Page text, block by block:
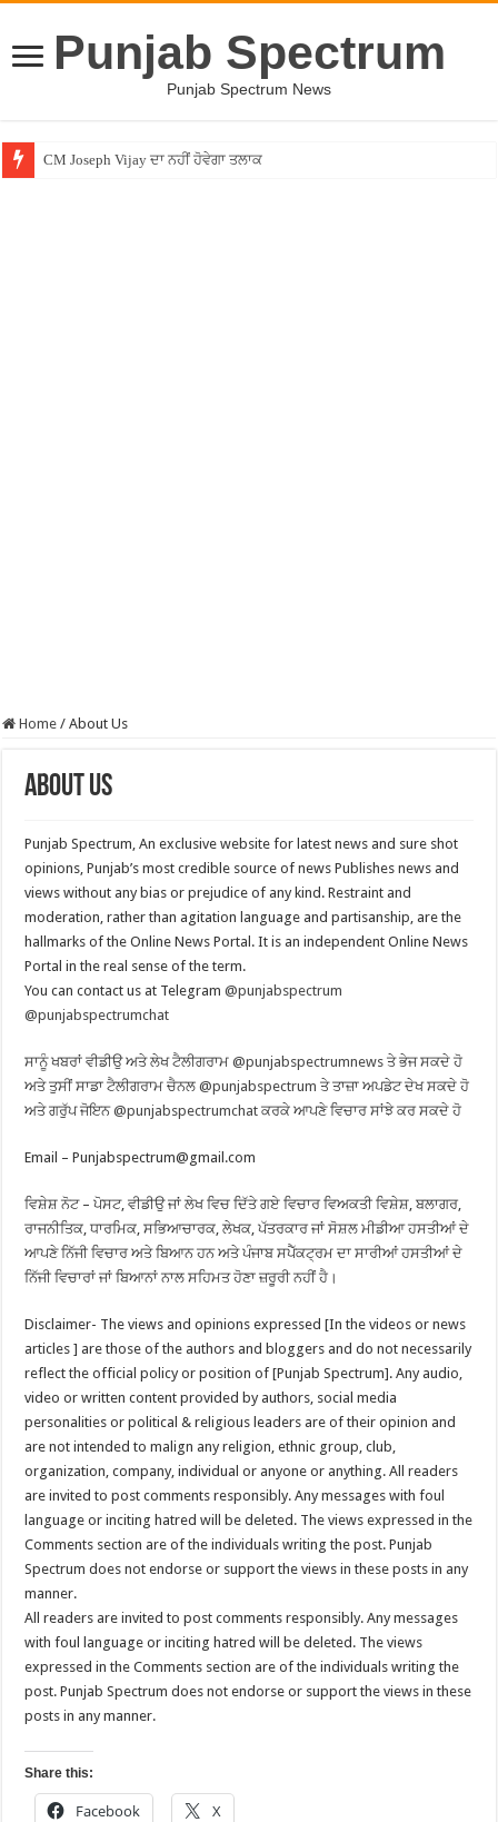
Punjab Spectrum
Punjab Spectrum News
CM Joseph Vijay ਦਾ ਨਹੀਂ ਹੋਵੇਗਾ ਤਲਾਕ
Home / About Us
About Us
Punjab Spectrum, An exclusive website for latest news and sure shot
opinions, Punjab’s most credible source of news Publishes news and
views without any bias or prejudice of any kind. Restraint and
moderation, rather than agitation language and partisanship, are the
hallmarks of the Online News Portal. It is an independent Online News
Portal in the real sense of the term.
You can contact us at Telegram@punjabspectrum
@punjabspectrumchat
ਸਾਨੂੰ ਖਬਰਾਂ ਵੀਡੀਉ ਅਤੇ ਲੇਖ ਟੈਲੀਗਰਾਮ@punjabspectrumnews ਤੇ ਭੇਜ ਸਕਦੇ ਹੋ
ਅਤੇ ਤੁਸੀਂ ਸਾਡਾ ਟੈਲੀਗਰਾਮ ਚੈਨਲ@punjabspectrum ਤੇ ਤਾਜ਼ਾ ਅਪਡੇਟ ਦੇਖ ਸਕਦੇ ਹੋ
ਅਤੇ ਗਰੁੱਪ ਜੋਇਨ@punjabspectrumchat ਕਰਕੇ ਆਪਣੇ ਵਿਚਾਰ ਸਾਂਝੇ ਕਰ ਸਕਦੇ ਹੋ
Email –Punjabspectrum@gmail.com
ਵਿਸ਼ੇਸ਼ ਨੋਟ – ਪੋਸਟ, ਵੀਡੀਉ ਜਾਂ ਲੇਖ ਵਿਚ ਦਿੱਤੇ ਗਏ ਵਿਚਾਰ ਵਿਅਕਤੀ ਵਿਸ਼ੇਸ਼, ਬਲਾਗਰ,
ਰਾਜਨੀਤਿਕ, ਧਾਰਮਿਕ, ਸਭਿਆਚਾਰਕ, ਲੇਖਕ, ਪੱਤਰਕਾਰ ਜਾਂ ਸੋਸ਼ਲ ਮੀਡੀਆ ਹਸਤੀਆਂ ਦੇ
ਆਪਣੇ ਨਿੱਜੀ ਵਿਚਾਰ ਅਤੇ ਬਿਆਨ ਹਨ ਅਤੇ ਪੰਜਾਬ ਸਪੈੱਕਟ੍ਰਮ ਦਾ ਸਾਰੀਆਂ ਹਸਤੀਆਂ ਦੇ
ਨਿੱਜੀ ਵਿਚਾਰਾਂ ਜਾਂ ਬਿਆਨਾਂ ਨਾਲ ਸਹਿਮਤ ਹੋਣਾ ਜ਼ਰੂਰੀ ਨਹੀਂ ਹੈ।
Disclaimer- The views and opinions expressed [In the videos or news
articles ] are those of the authors and bloggers and do not necessarily
reflect the official policy or position of [Punjab Spectrum]. Any audio,
video or written content provided by authors, social media
personalities or political & religious leaders are of their opinion and
are not intended to malign any religion, ethnic group, club,
organization, company, individual or anyone or anything. All readers
are invited to post comments responsibly. Any messages with foul
language or inciting hatred will be deleted. The views expressed in the
Comments section are of the individuals writing the post. Punjab
Spectrum does not endorse or support the views in these posts in any
manner.
All readers are invited to post comments responsibly. Any messages
with foul language or inciting hatred will be deleted. The views
expressed in the Comments section are of the individuals writing the
post. Punjab Spectrum does not endorse or support the views in these
posts in any manner.
Share this:
Facebook X